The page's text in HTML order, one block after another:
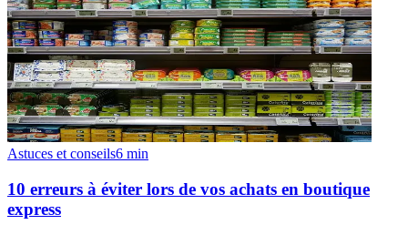
Astuces et conseils6 min
10 erreurs à éviter lors de vos achats en boutique
express